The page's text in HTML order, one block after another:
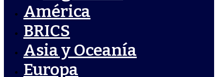
América
BRICS
Asia y Oceanía
Europa